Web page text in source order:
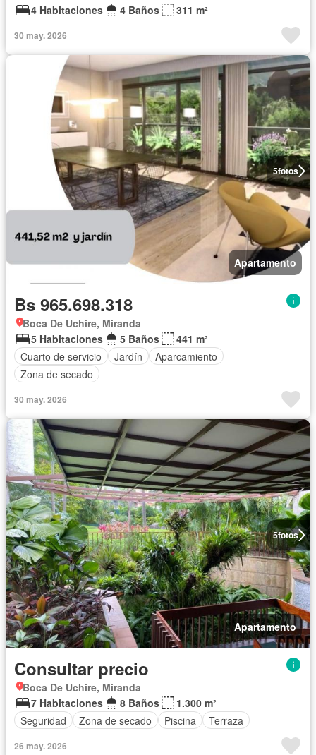
4 Habitaciones
4 Baños 311 m²
30 may. 2026
5fotos
Apartamento
Bs 965.698.318
Boca De Uchire, Miranda
5 Habitaciones
5 Baños
441 m²
Cuarto de servicio
Jardín
Aparcamiento
Zona de secado
30 may. 2026
5fotos
Apartamento
Consultar precio
Boca De Uchire, Miranda
7 Habitaciones
8 Baños
1.300 m²
Seguridad
Zona de secado Piscina Terraza
26 may. 2026